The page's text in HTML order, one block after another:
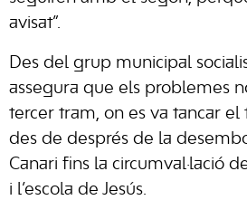
avisat”.
Des del grup municipal
assegura que els problemes
tercer tram, on es va tancar el
des de després de la
Canari fins la circumval·lació
i l’escola de Jesús.